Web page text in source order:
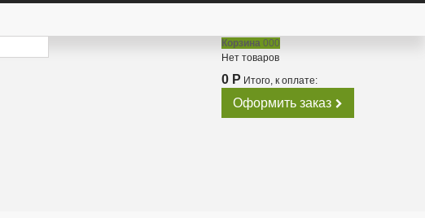
Корзина 000
Нет товаров
0 Р Итого, к оплате:
Оформить заказ